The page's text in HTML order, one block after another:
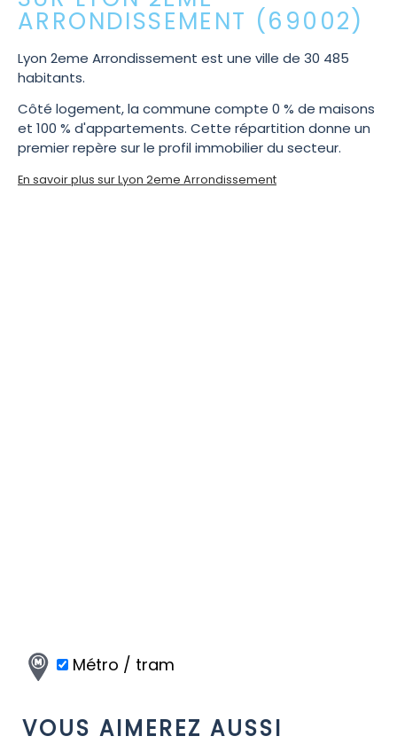
ARRONDISSEMENT (69002)
Lyon 2eme Arrondissement est une ville de 30 485
habitants.
Côté logement, la commune compte 0 % de maisons
et 100 % d'appartements. Cette répartition donne un
premier repère sur le profil immobilier du secteur.
En savoir plus sur Lyon 2eme Arrondissement
Métro / tram
VOUS AIMEREZ AUSSI